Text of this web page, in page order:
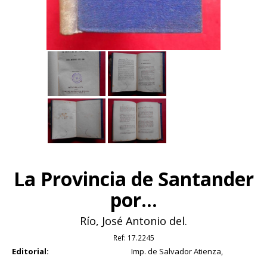
La Provincia de Santander
por...
Río, José Antonio del.
Ref: 17.2245
Editorial:
Imp. de Salvador Atienza,